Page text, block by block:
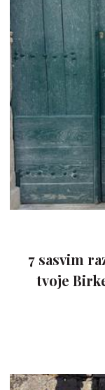
7 sasvim
tvoje